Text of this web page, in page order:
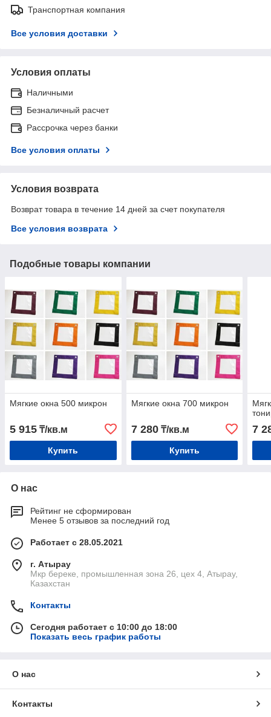
Транспортная компания
Все условия доставки
Условия оплаты
Наличными
Безналичный расчет
Рассрочка через банки
Все условия оплаты
Условия возврата
Возврат товара в течение 14 дней за счет покупателя
Все условия возврата
Подобные товары компании
Мягкие окна 500 микрон
5 915 ₸/кв.м
Купить
Мягкие окна 700 микрон
7 280₸/кв.м
Купить
7
О нас
Рейтинг не сформирован
Менее 5 отзывов за последний год
Работает с 28.05.2021
г. Атырау
Мкр береке, промышленная зона 26, цех 4, Атырау,
Казахстан
Контакты
Сегодня работает с 10:00 до 18:00
Показать весь график работы
О нас
Контакты